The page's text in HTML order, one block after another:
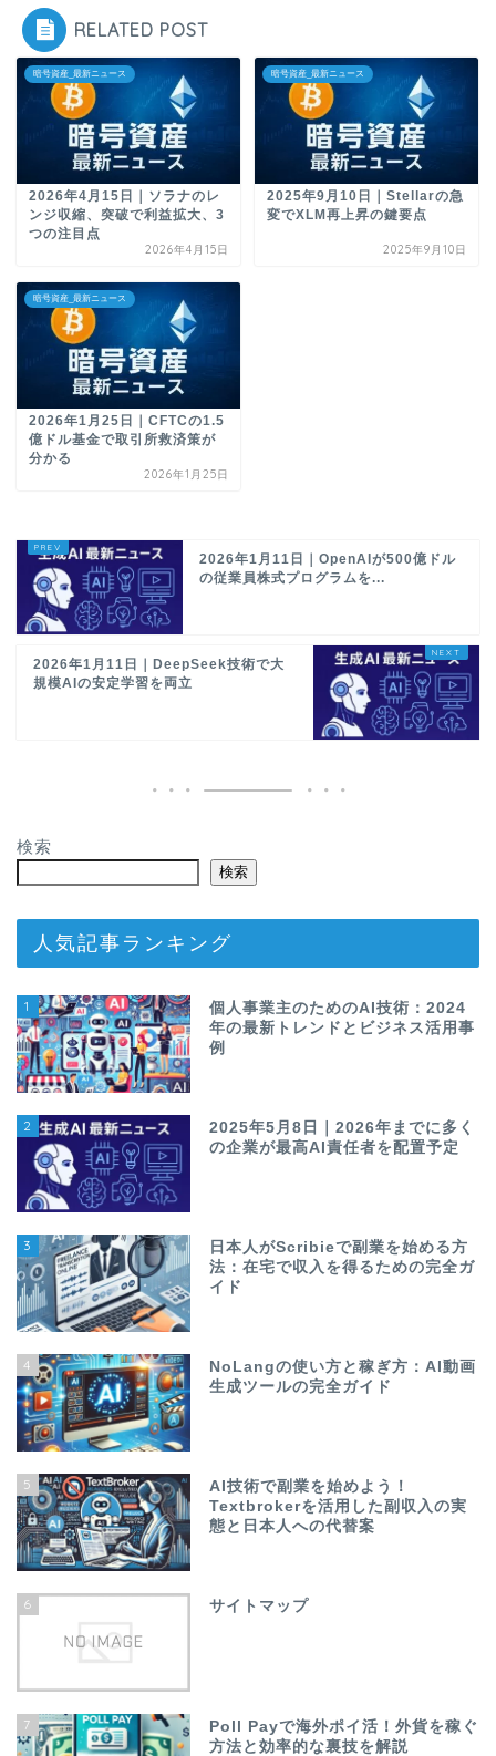
RELATED POST
暗号資産_最新ニュース
2026年4月15日｜ソラナのレ
ンジ収縮、突破で利益拡大、3
つの注目点
2026年4月15日
暗号資産_最新ニュース
2025年9月10日｜Stellarの急
変でXLM再上昇の鍵要点
2025年9月10日
暗号資産_最新ニュース
2026年1月25日｜CFTCの1.5
億ドル基金で取引所救済策が
分かる
2026年1月25日
2026年1月11日｜OpenAIが500億ドル
の従業員株式プログラムを...
2026年1月11日｜DeepSeek技術で大
規模AIの安定学習を両立
検索
検索
人気記事ランキング
1
個人事業主のためのAI技術：2024
年の最新トレンドとビジネス活用事
例
2
2025年5月8日｜2026年までに多く
の企業が最高AI責任者を配置予定
3
日本人がScribieで副業を始める方
法：在宅で収入を得るための完全ガ
イド
4
NoLangの使い方と稼ぎ方：AI動画
生成ツールの完全ガイド
5
AI技術で副業を始めよう！
Textbrokerを活用した副収入の実
態と日本人への代替案
6 サイトマップ
7
Poll Payで海外ポイ活！外貨を稼ぐ
方法と効率的な裏技を解説